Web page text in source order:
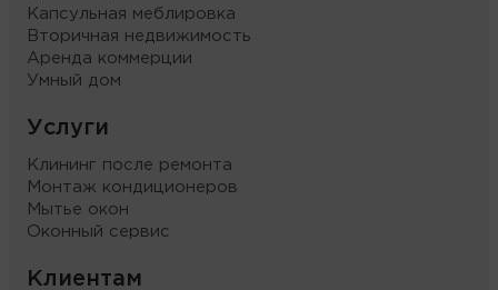
Капсульная меблировка
Вторичная недвижимость
Аренда коммерции
Умный дом
Услуги
Клининг после ремонта
Монтаж кондиционеров
Мытье окон
Оконный сервис
Клиентам